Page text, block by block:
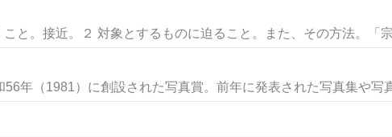
こと。接近。２ 対象とするものに迫ること。また、その方法。「
年（1981）に創設された写真賞。前年に発表された写真集や写